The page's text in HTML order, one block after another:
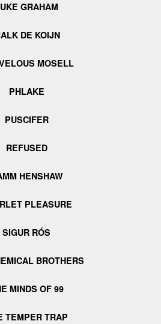
GRAHAM
DE KOIJN
MOSELL
PHLAKE
PUSCIFER
REFUSED
HENSHAW
PLEASURE
SIGUR RÓS
BROTHERS
MINDS OF 99
TEMPER TRAP